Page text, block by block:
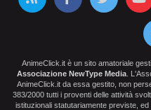
AnimeClick.it è un sito amatoriale
Associazione NewType Media .
AnimeClick.it da essa gestito, non
383/2000 tutti i proventi delle attività
istituzionali statutariamente previste,